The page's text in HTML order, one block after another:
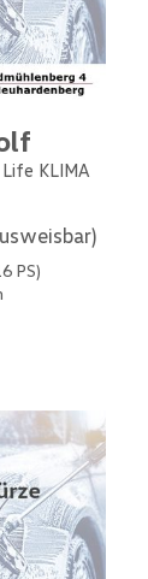
KLIMA
PS)